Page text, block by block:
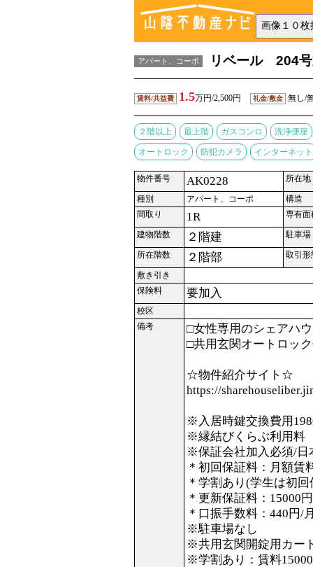
アパート、コーポ リベール 204
賃料/共益費 1.5万円/2,500円 礼金/敷金 無し/
２階以上 最上階 ガスコンロ 洗浄便座
オートロック 防犯カメラ インターネット
物件番号 AK0228 所在地
種別 アパート、コーポ
構造
間取り
1R 専有面
建物階数 ２階建 駐車場
所在階数 ２階部 取引形
敷き引き
保険料
要加入
校区
備考
□女性専用のシェアハ
□共用玄関オートロッ
☆物件紹介サイト☆
https://
※入居時鍵交換費用
※縁結びくらぶ利用料
※保証会社加入必須/日
＊初回保証料：月額賃
＊学割あり(学生は初
＊更新保証料：15000
＊口振手数料：440円/
※駐車場なし
※共用玄関開錠用カー
※学割あり：賃料